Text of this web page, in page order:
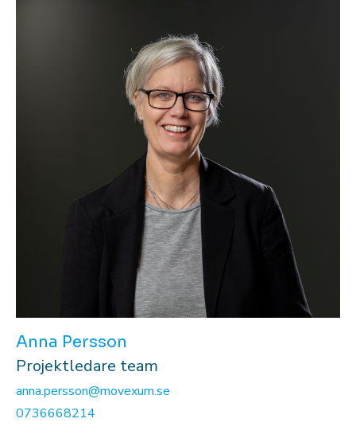
Anna Persson
Projektledare team
anna.persson@movexum.se
0736668214